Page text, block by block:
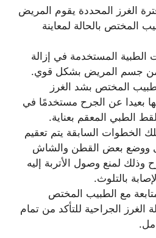
الغرز المحددة يقوم المريض
المختص بالحالة لمعاينة
الطبية المستخدمة في إزالة
من جسم المريض بشكل قوي.
المختص بشد الغرز
بعيدا عن الجرح مستخدمًا في
الطبي المعقم بعناية.
الخطوات السابقة يتم تعقيم
ووضع بعض القطن والشاش
وذلك لمنع وصول الأتربة إليه
بالتلوث.
مع الطبيب المختص
الغرز الجراحية للتأكد من تمام